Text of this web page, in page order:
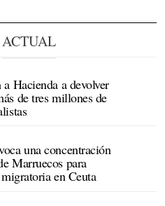
ACTUAL
Hacienda a devolver
de tres millones de
una concentración
Marruecos para
en Ceuta